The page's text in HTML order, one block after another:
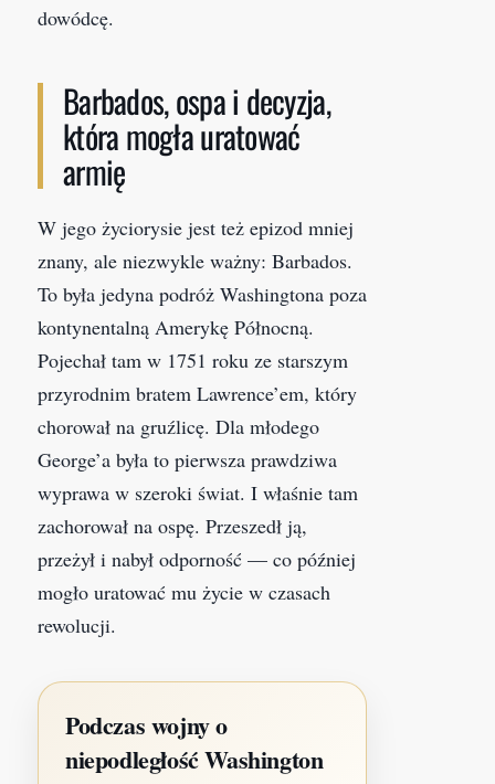
dowódcę.
Barbados, ospa i decyzja,
która mogła uratować
armię
W jego życiorysie jest też epizod mniej
znany, ale niezwykle ważny: Barbados.
To była jedyna podróż Washingtona poza
kontynentalną Amerykę Północną.
Pojechał tam w 1751 roku ze starszym
przyrodnim bratem Lawrence’em, który
chorował na gruźlicę. Dla młodego
George’a była to pierwsza prawdziwa
wyprawa w szeroki świat. I właśnie tam
zachorował na ospę. Przeszedł ją,
przeżył i nabył odporność — co później
mogło uratować mu życie w czasach
rewolucji.
Podczas wojny o
niepodległość Washington